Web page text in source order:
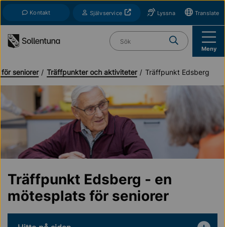
Kontakt SjälvserviceÖppnas i nytt fönsterLyssna Translate
Vad söker du?
Meny
seniorer Träffpunkter och aktiviteter Träffpunkt Edsberg
Träffpunkt Edsberg - en
mötesplats för seniorer